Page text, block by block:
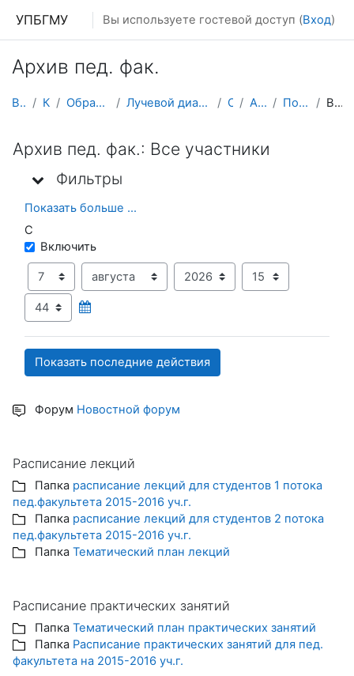
УПБГМУ Вы используете гостевой доступ (Вход)
Архив пед. фак.
В начало Кафедры Образование 2025-2026 уч.год Лучевой диагностики и лучевой терапии, ядерной мед... О курсе Архив пед. фак Последние действия Все участники
Архив пед. фак.: Все участники
Фильтры
ФильтрыФильтры
Показать больше ...
С
С Включить
День
Месяц Год Час
Минута
Форум Новостной форум
Расписание лекций
Папка расписание лекций для студентов 1 потока
пед.факультета 2015-2016 уч.г.
Папка расписание лекций для студентов 2 потока
пед.факультета 2015-2016 уч.г.
Папка Тематический план лекций
Расписание практических занятий
Папка Тематический план практических занятий
Папка Расписание практических занятий для пед.
факультета на 2015-2016 уч.г.